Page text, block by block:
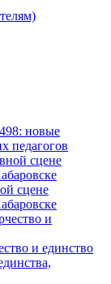
новые
педагогов
сцене
и единство